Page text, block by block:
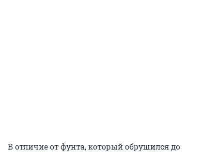
В отличие от фунта, который обрушился до